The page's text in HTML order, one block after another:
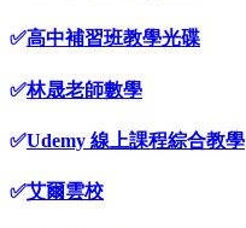
✅高中補習班教學光碟
✅林晟老師數學
✅Udemy 線上課程綜合教學
✅艾爾雲校